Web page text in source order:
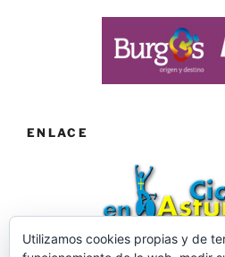
ENLACE
Utilizamos cookies propias y de